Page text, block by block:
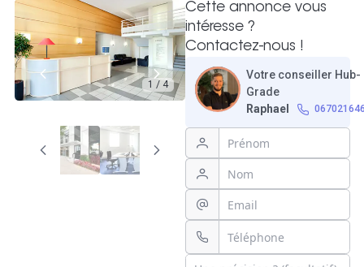
1 / 4
Cette annonce vous
intéresse ?
Contactez-nous !
Votre conseiller Hub-
Grade
Raphael